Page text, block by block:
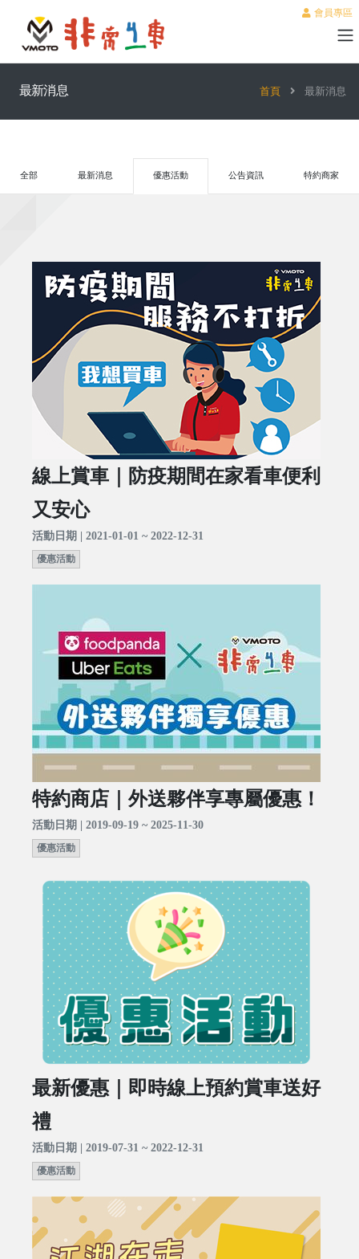
會員專區
最新消息 首頁 最新消息
全部 最新消息 優惠活動 公告資訊 特約商家
線上賞車｜防疫期間在家看車便利
又安心
活動日期 | 2021-01-01 ~ 2022-12-31
優惠活動
特約商店｜外送夥伴享專屬優惠！
活動日期 | 2019-09-19 ~ 2025-11-30
優惠活動
最新優惠｜即時線上預約賞車送好
禮
活動日期 | 2019-07-31 ~ 2022-12-31
優惠活動